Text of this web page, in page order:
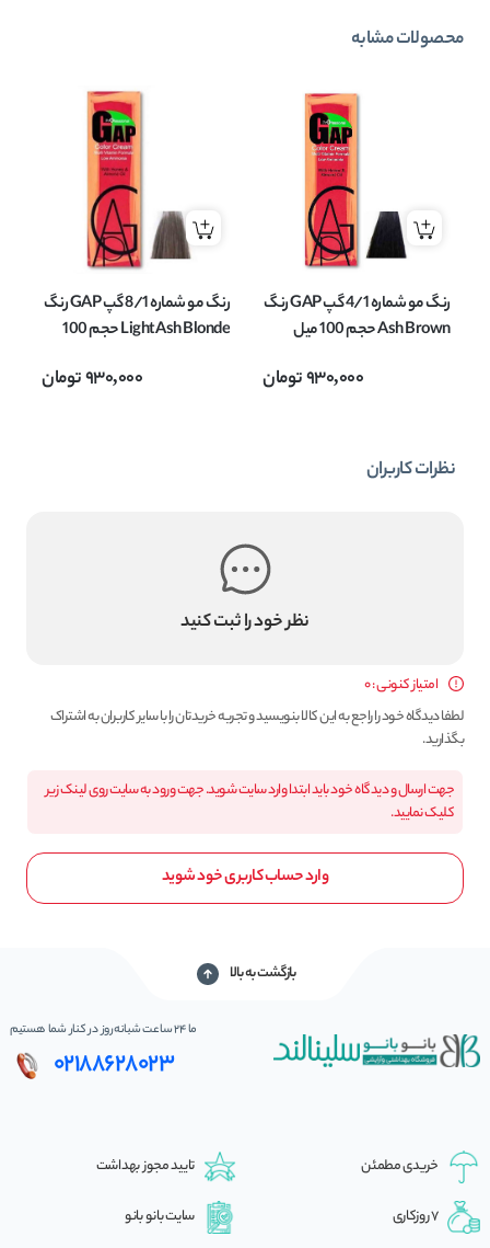
محصولات مشابه
رنگ مو شماره 4/1 گپ GAP رنگ
Ash Brown حجم 100 میل
930,000تومان
رنگ مو شماره 8/1 گپ GAP رنگ
Light Ash Blonde حجم 100
930,000تومان
نظرات کاربران
نظر خود را ثبت کنید
امتیاز کنونی : 0
لطفا دیدگاه خود را راجع به این کالا بنویسید و تجربه خریدتان را با سایر کاربران به اشتراک
بگذارید.
جهت ارسال و دیدگاه خود باید ابتدا وارد سایت شوید. جهت ورود به سایت روی لینک زیر
کلیک نمایید.
وارد حساب کاربری خود شوید
بازگشت به بالا
ما 24 ساعت شبانه‌روز در کنار شما هستیم
02188628023
خریدی مطمئن تایید مجوز بهداشت
7 روزکاری سایت بانو بانو